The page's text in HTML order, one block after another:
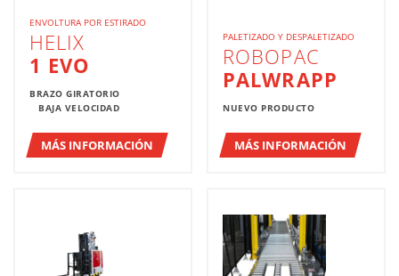
ENVOLTURA POR ESTIRADO
HELIX
1 EVO
BRAZO GIRATORIO
BAJA VELOCIDAD
MÁS INFORMACIÓN
PALETIZADO Y DESPALETIZADO
ROBOPAC
PALWRAPP
NUEVO PRODUCTO
MÁS INFORMACIÓN